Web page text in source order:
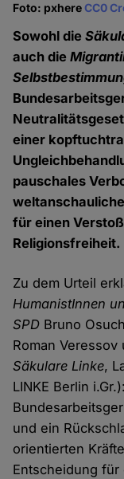
Foto: pxhereCC0
Sowohl die
auch die
einer
pauschales
für einen
Religionsfreiheit.
Zu dem Urteil
HumanistInnen
SPD Bruno
Roman
Säkulare Linke,
LINKE Berlin
und ein
orientierten
Entscheidung